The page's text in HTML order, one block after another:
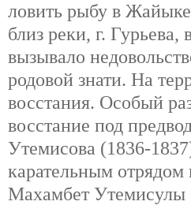
ловить рыбу в
близ реки, г.
вызывало
родовой знати. На
восстания. Особый
восстание под
Утемисова (1836-
карательным отрядом
Махамбет